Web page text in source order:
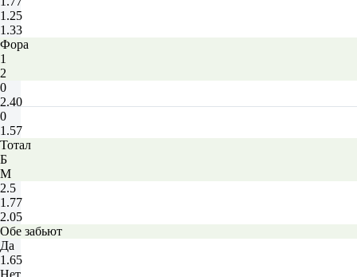
1.25
1.33
Фора
1
2
0
2.40
0
1.57
Тотал
Б
М
2.5
1.77
2.05
Обе забьют
Да
1.65
Нет